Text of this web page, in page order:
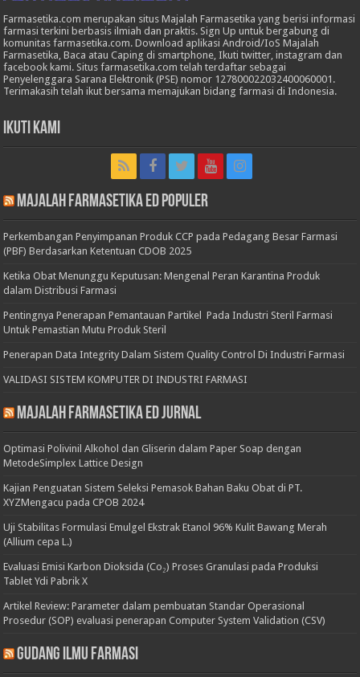
Farmasetika.com merupakan situs Majalah Farmasetika yang berisi informasi
farmasi terkini berbasis ilmiah dan praktis. Sign Up untuk bergabung di
komunitas farmasetika.com. Download aplikasi Android/IoS Majalah
Farmasetika, Baca atau Caping di smartphone, Ikuti twitter, instagram dan
facebook kami. Situs farmasetika.com telah terdaftar sebagai
Penyelenggara Sarana Elektronik (PSE) nomor 127800022032400060001.
Terimakasih telah ikut bersama memajukan bidang farmasi di Indonesia.
Ikuti Kami
Majalah Farmasetika Ed Populer
Perkembangan Penyimpanan Produk CCP pada Pedagang Besar Farmasi
(PBF) Berdasarkan Ketentuan CDOB 2025
Ketika Obat Menunggu Keputusan: Mengenal Peran Karantina Produk
dalam Distribusi Farmasi
Pentingnya Penerapan Pemantauan Partikel Pada Industri Steril Farmasi
Untuk Pemastian Mutu Produk Steril
Penerapan Data Integrity Dalam Sistem Quality Control Di Industri Farmasi
VALIDASI SISTEM KOMPUTER DI INDUSTRI FARMASI
Majalah Farmasetika Ed Jurnal
Optimasi Polivinil Alkohol dan Gliserin dalam Paper Soap dengan
MetodeSimplex Lattice Design
Kajian Penguatan Sistem Seleksi Pemasok Bahan Baku Obat di PT.
XYZMengacu pada CPOB 2024
Uji Stabilitas Formulasi Emulgel Ekstrak Etanol 96% Kulit Bawang Merah
(Allium cepa L.)
Evaluasi Emisi Karbon Dioksida (Co₂) Proses Granulasi pada Produksi
Tablet Ydi Pabrik X
Artikel Review: Parameter dalam pembuatan Standar Operasional
Prosedur (SOP) evaluasi penerapan Computer System Validation (CSV)
Gudang Ilmu Farmasi